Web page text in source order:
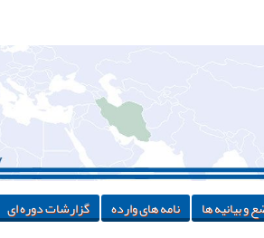
و بیانیه ها نامه های وارده گزارشات دوره ای